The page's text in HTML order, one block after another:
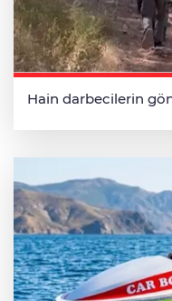
Hain darbecilerin